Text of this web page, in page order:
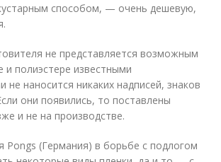
способом, — очень дешевую,
не представляется возможным
полиэстере известными
не наносится никаких надписей, знаков
они появились, то поставлены
и не на производстве.
Pongs (Германия) в борьбе с подлогом